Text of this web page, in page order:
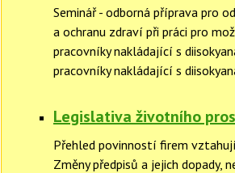
Seminář - odborná příprava pro
a ochranu zdraví při práci pro
pracovníky nakládající s
pracovníky nakládající s
Legislativa životního
Přehled povinností firem
Změny předpisů a jejich dopady,